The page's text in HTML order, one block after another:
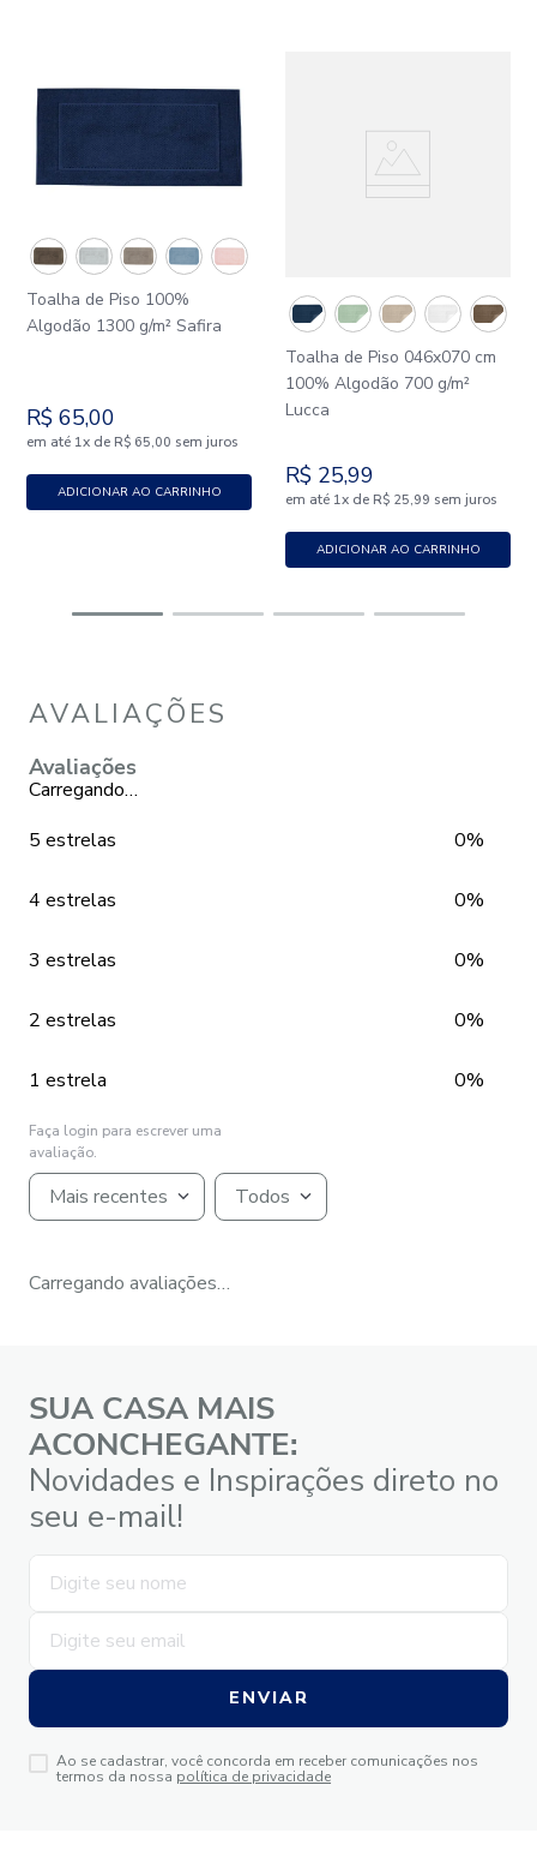
Toalha de Piso 100%
Algodão 1300 g/m² Safira
R$ 65,00
em até 1x de R$ 65,00 sem juros
ADICIONAR AO CARRINHO
Toalha de Piso 046x070 cm
100% Algodão 700 g/m²
Lucca
R$ 25,99
em até 1x de R$ 25,99 sem juros
ADICIONAR AO CARRINHO
AVALIAÇÕES
Avaliações
Carregando…
5 estrelas
0%
4 estrelas 0%
3 estrelas 0%
2 estrelas 0%
1 estrela 0%
Faça login para escrever uma
avaliação.
Mais recentes Todos
Carregando avaliações…
SUA CASA MAIS
ACONCHEGANTE:
Novidades e Inspirações direto no
seu e-mail!
ENVIAR
Ao se cadastrar, você concorda em receber comunicações nos
termos da nossa política de privacidade